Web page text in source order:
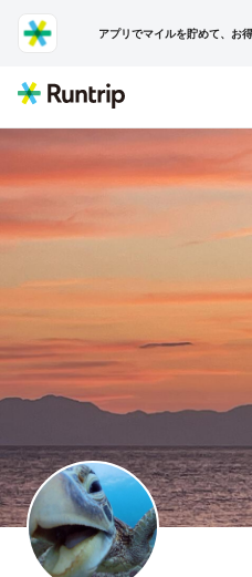
アプリでマイルを貯めて、お